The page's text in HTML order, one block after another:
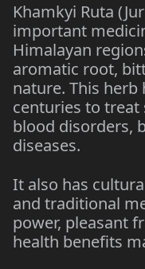
Khamkyi Ruta
important
Himalayan
aromatic root,
nature. This herb
centuries to treat
blood disorders,
diseases.
It also has
and traditional
power, pleasant
health benefits